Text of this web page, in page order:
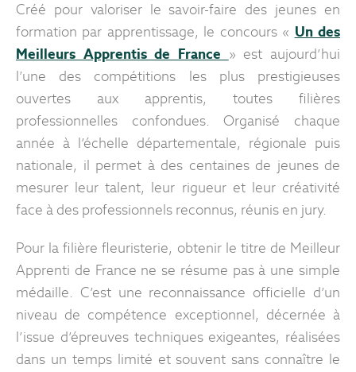
Créé pour valoriser le savoir-faire des jeunes en
formation par apprentissage, le concours « Un des
Meilleurs Apprentis de France » est aujourd’hui
l’une des compétitions les plus prestigieuses
ouvertes aux apprentis, toutes filières
professionnelles confondues. Organisé chaque
année à l’échelle départementale, régionale puis
nationale, il permet à des centaines de jeunes de
mesurer leur talent, leur rigueur et leur créativité
face à des professionnels reconnus, réunis en jury.
Pour la filière fleuristerie, obtenir le titre de Meilleur
Apprenti de France ne se résume pas à une simple
médaille. C’est une reconnaissance officielle d’un
niveau de compétence exceptionnel, décernée à
l’issue d’épreuves techniques exigeantes, réalisées
dans un temps limité et souvent sans connaître le